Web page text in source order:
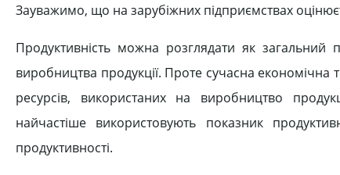
Зауважимо, що на зарубіжних підприємствах
Продуктивність можна розглядати як загальний
виробництва продукції. Проте сучасна економічна
ресурсів, використаних на виробництво
найчастіше використовують показник
продуктивності.